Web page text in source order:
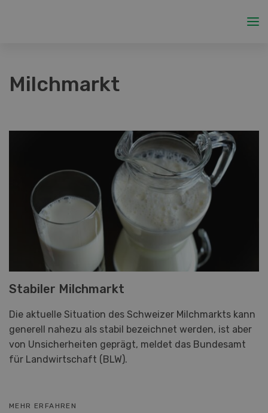
Milchmarkt
Stabiler Milchmarkt
Die aktuelle Situation des Schweizer Milchmarkts kann
generell nahezu als stabil bezeichnet werden, ist aber
von Unsicherheiten geprägt, meldet das Bundesamt
für Landwirtschaft (BLW).
MEHR ERFAHREN